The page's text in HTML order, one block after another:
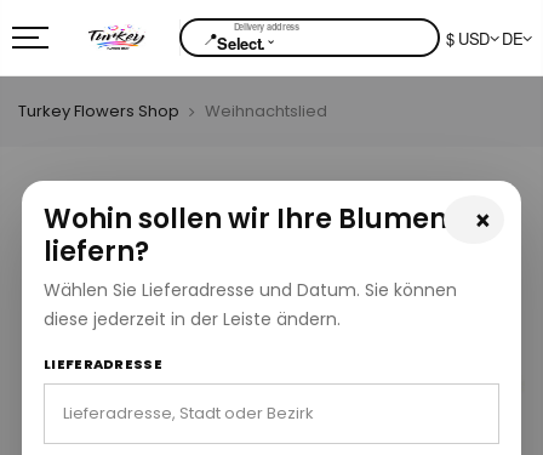
📍Select.⌄ $ USD DE
×
Wohin sollen wir Ihre Blumen
liefern?
Wählen Sie Lieferadresse und Datum. Sie können
diese jederzeit in der Leiste ändern.
LIEFERADRESSE
Turkey Flowers Shop Weihnachtslied